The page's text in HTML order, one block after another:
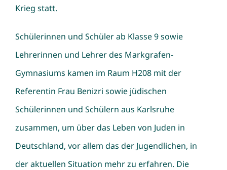
Krieg statt.
Schülerinnen und Schüler ab Klasse 9 sowie
Lehrerinnen und Lehrer des Markgrafen-
Gymnasiums kamen im Raum H208 mit der
Referentin Frau Benizri sowie jüdischen
Schülerinnen und Schülern aus Karlsruhe
zusammen, um über das Leben von Juden in
Deutschland, vor allem das der Jugendlichen, in
der aktuellen Situation mehr zu erfahren. Die